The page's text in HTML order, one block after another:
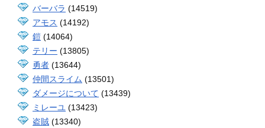
バーバラ (14519)
アモス (14192)
鎧 (14064)
テリー (13805)
勇者 (13644)
仲間スライム (13501)
ダメージについて (13439)
ミレーユ (13423)
盗賊 (13340)